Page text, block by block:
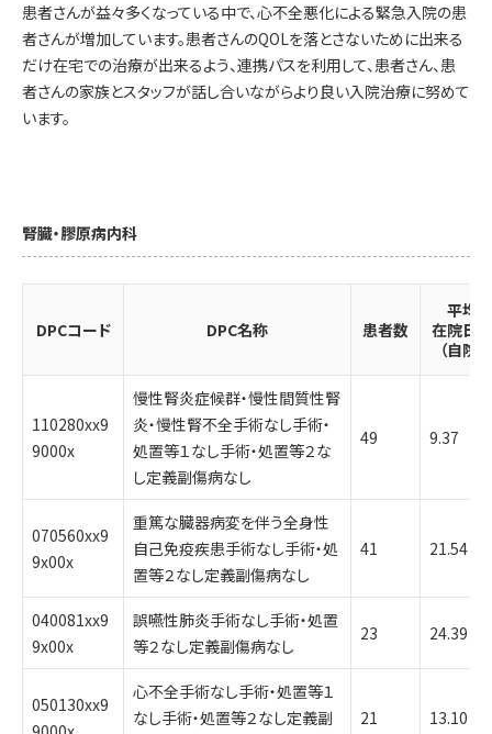
患者さんが益々多くなっている中で、心不全悪化による緊急入院の患
者さんが増加しています。患者さんのQOLを落とさないために出来る
だけ在宅での治療が出来るよう、連携パスを利用して、患者さん、患
者さんの家族とスタッフが話し合いながらより良い入院治療に努めて
います。
腎臓・膠原病内科
DPCコード DPC名称 患者数
平均
在院日数
（自院）
110280xx9
9000x
慢性腎炎症候群・慢性間質性腎
炎・慢性腎不全手術なし手術・
処置等１なし手術・処置等２な
し定義副傷病なし
49 9.37
070560xx9
9x00x
重篤な臓器病変を伴う全身性
自己免疫疾患手術なし手術・処
置等２なし定義副傷病なし
41 21.54
040081xx9
9x00x
誤嚥性肺炎手術なし手術・処置
等２なし定義副傷病なし
23 24.39
050130xx9
心不全手術なし手術・処置等１
なし手術・処置等２なし定義副
21 13.10